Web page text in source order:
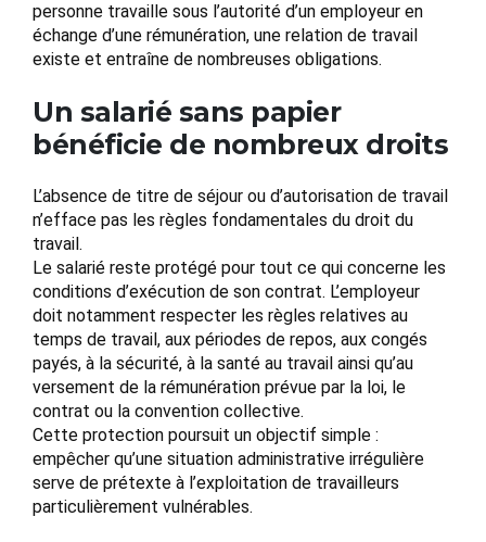
personne travaille sous l’autorité d’un employeur en
échange d’une rémunération, une relation de travail
existe et entraîne de nombreuses obligations.
Un salarié sans papier
bénéficie de nombreux droits
L’absence de titre de séjour ou d’autorisation de travail
n’efface pas les règles fondamentales du droit du
travail.
Le salarié reste protégé pour tout ce qui concerne les
conditions d’exécution de son contrat. L’employeur
doit notamment respecter les règles relatives au
temps de travail, aux périodes de repos, aux congés
payés, à la sécurité, à la santé au travail ainsi qu’au
versement de la rémunération prévue par la loi, le
contrat ou la convention collective.
Cette protection poursuit un objectif simple :
empêcher qu’une situation administrative irrégulière
serve de prétexte à l’exploitation de travailleurs
particulièrement vulnérables.